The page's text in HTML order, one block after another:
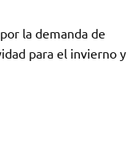
la demanda de
para el invierno y